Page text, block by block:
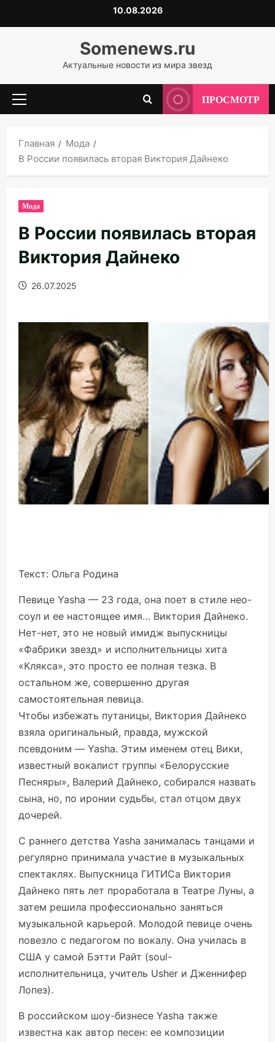
к
10.08.2026
Somenews.ru
Актуальные новости из мира звезд
Основное
ПРОСМОТР
Главная
Мода
В России появилась вторая Виктория Дайнеко
Мода
В России появилась вторая
Виктория Дайнеко
26.07.2025
Текст: Ольга Родина
Певице Yasha — 23 года, она поет в стиле нео-
соул и ее настоящее имя… Виктория Дайнеко.
Нет-нет, это не новый имидж выпускницы
«Фабрики звезд» и исполнительницы хита
«Клякса», это просто ее полная тезка. В
остальном же, совершенно другая
самостоятельная певица.
Чтобы избежать путаницы, Виктория Дайнеко
взяла оригинальный, правда, мужской
псевдоним — Yasha. Этим именем отец Вики,
известный вокалист группы «Белорусские
Песняры», Валерий Дайнеко, собирался назвать
сына, но, по иронии судьбы, стал отцом двух
дочерей.
С раннего детства Yasha занималась танцами и
регулярно принимала участие в музыкальных
спектаклях. Выпускница ГИТИСа Виктория
Дайнеко пять лет проработала в Театре Луны, а
затем решила профессионально заняться
музыкальной карьерой. Молодой певице очень
повезло с педагогом по вокалу. Она училась в
США у самой Бэтти Райт (soul-
исполнительница, учитель Usher и Дженнифер
Лопез).
В российском шоу-бизнесе Yasha также
известна как автор песен: ее композиции